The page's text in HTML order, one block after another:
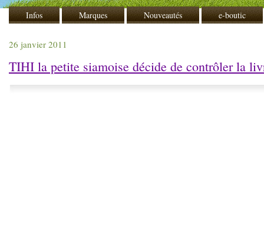
Infos Marques Nouveautés e-boutic
26 janvier 2011
TIHI la petite siamoise décide de contrôler la